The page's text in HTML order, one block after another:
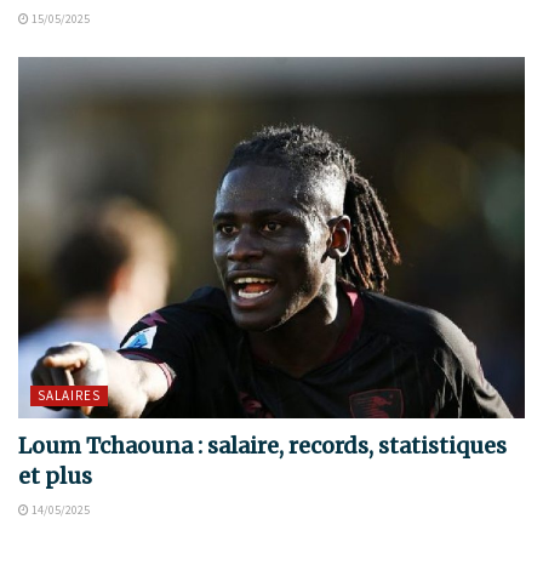
15/05/2025
SALAIRES
Loum Tchaouna : salaire, records, statistiques
et plus
14/05/2025